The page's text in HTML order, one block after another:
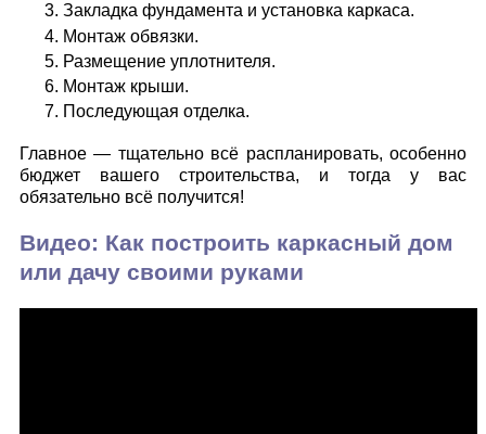
Закладка фундамента и установка каркаса.
Монтаж обвязки.
Размещение уплотнителя.
Монтаж крыши.
Последующая отделка.
Главное — тщательно всё распланировать, особенно
бюджет вашего строительства, и тогда у вас
обязательно всё получится!
Видео: Как построить каркасный дом
или дачу своими руками